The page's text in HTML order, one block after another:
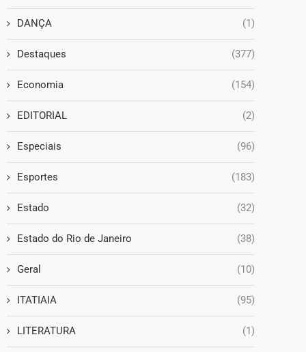
DANÇA (1)
Destaques (377)
Economia (154)
EDITORIAL (2)
Especiais (96)
Esportes (183)
Estado (32)
Estado do Rio de Janeiro (38)
Geral (10)
ITATIAIA (95)
LITERATURA (1)